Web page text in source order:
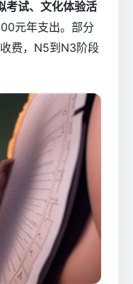
考试、文化体验活
元年支出。部分
费，N5到N3阶段